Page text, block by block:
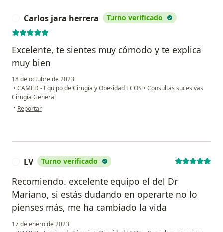
Carlos jara herrera Turno verificado
Excelente, te sientes muy cómodo y te explica
muy bien
18 de octubre de 2023
• CAMED - Equipo de Cirugía y Obesidad ECOS • Consultas sucesivas
Cirugía General
• en opinión del usuario Carlos jara herrera
Reportar
LV Turno verificado
Recomiendo. excelente equipo el del Dr
Mariano, si estás dudando en operarte no lo
pienses más, me ha cambiado la vida
17 de enero de 2023